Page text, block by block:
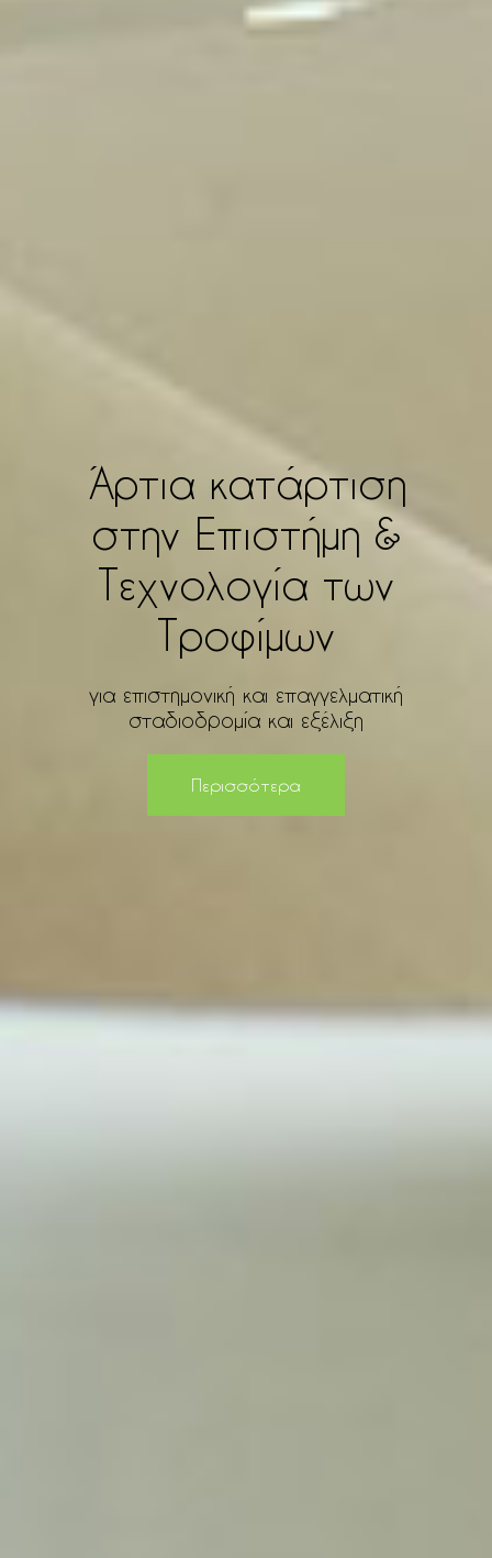
Άρτια κατάρτιση
στην Επιστήμη &
Τεχνολογία των
Τροφίμων
για επιστημονική και επαγγελματική
σταδιοδρομία και εξέλιξη
Περισσότερα